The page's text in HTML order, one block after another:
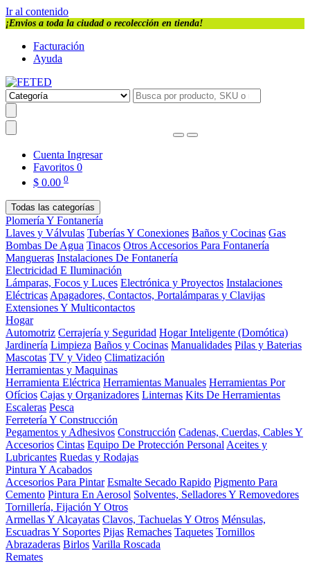
Ir al contenido
¡Envios a toda la ciudad o recolección en tienda!
Facturación
Ayuda
Cuenta Ingresar
Favoritos 0
$ 0.00 0
Todas las categorías
Plomería Y Fontanería
Llaves y Válvulas Tuberías Y Conexiones Baños y Cocinas Gas
Bombas De Agua Tinacos Otros Accesorios Para Fontanería
Mangueras Instalaciones De Fontanería
Electricidad E Iluminación
Lámparas, Focos y Luces Electrónica y Proyectos Instalaciones
Eléctricas Apagadores, Contactos, Portalámparas y Clavijas
Extensiones Y Multicontactos
Hogar
Automotriz Cerrajería y Seguridad Hogar Inteligente (Domótica)
Jardinería Limpieza Baños y Cocinas Manualidades Pilas y Baterias
Mascotas TV y Video Climatización
Herramientas y Maquinas
Herramienta Eléctrica Herramientas Manuales Herramientas Por
Ofícios Cajas y Organizadores Linternas Kits De Herramientas
Escaleras Pesca
Ferretería Y Construcción
Pegamentos y Adhesivos Construcción Cadenas, Cuerdas, Cables Y
Accesorios Cintas Equipo De Protección Personal Aceites y
Lubricantes Ruedas y Rodajas
Pintura Y Acabados
Accesorios Para Pintar Esmalte Secado Rapido Pigmento Para
Cemento Pintura En Aerosol Solventes, Selladores Y Removedores
Tornillería, Fijación Y Otros
Armellas Y Alcayatas Clavos, Tachuelas Y Otros Ménsulas,
Escuadras Y Soportes Pijas Remaches Taquetes Tornillos
Abrazaderas Birlos Varilla Roscada
Remates